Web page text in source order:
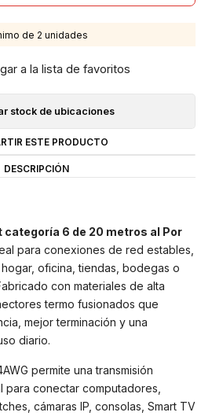
de 2 unidades
a la lista de favoritos
stock de ubicaciones
ESTE PRODUCTO
DESCRIPCIÓN
categoría 6 de 20 metros al Por
para conexiones de red estables,
oficina, tiendas, bodegas o
con materiales de alta
termo fusionados que
mejor terminación y una
diario.
permite una transmisión
conectar computadores,
cámaras IP, consolas, Smart TV